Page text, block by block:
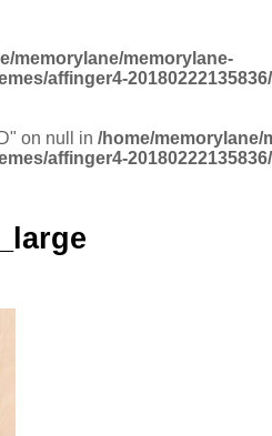
memorylane/memorylane-
affinger4-
on null in /home/memorylane/
affinger4-